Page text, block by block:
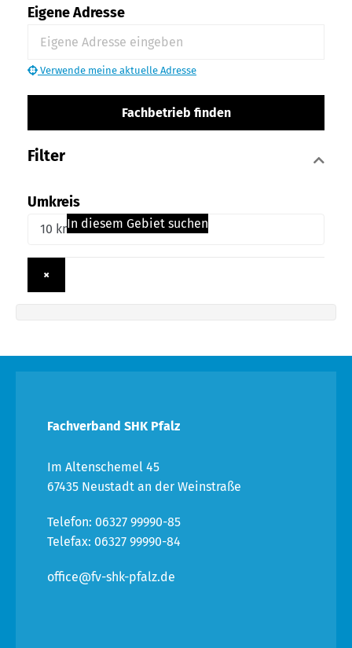
Eigene Adresse
Verwende meine aktuelle Adresse
Fachbetrieb finden
Filter
Umkreis
In diesem Gebiet suchen
×
Fachverband SHK Pfalz
Im Altenschemel 45
67435 Neustadt an der Weinstraße
Telefon: 06327 99990-85
Telefax: 06327 99990-84
office@fv-shk-pfalz.de